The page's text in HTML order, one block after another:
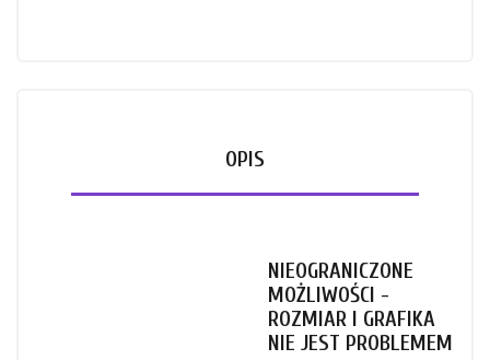
OPIS
NIEOGRANICZONE
MOŻLIWOŚCI -
ROZMIAR I GRAFIKA
NIE JEST PROBLEMEM